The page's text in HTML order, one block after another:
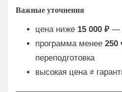
Важные уточнения
цена ниже 15 000 ₽ —
программа менее 250
переподготовка
высокая цена ≠